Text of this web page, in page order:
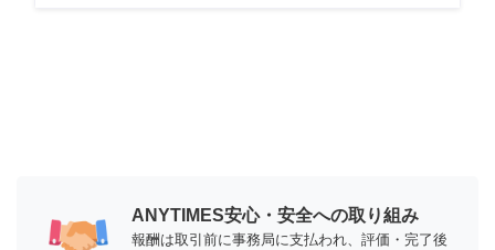
ANYTIMES安心・安全への取り組み
報酬は取引前に事務局に支払われ、評価・完了後